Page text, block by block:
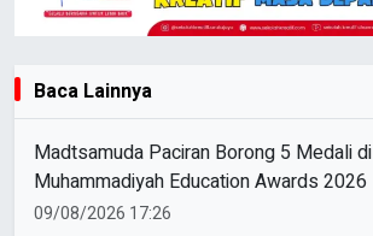
Baca Lainnya
Madtsamuda Paciran Borong 5 Medali di
Muhammadiyah Education Awards 2026
09/08/2026 17:26